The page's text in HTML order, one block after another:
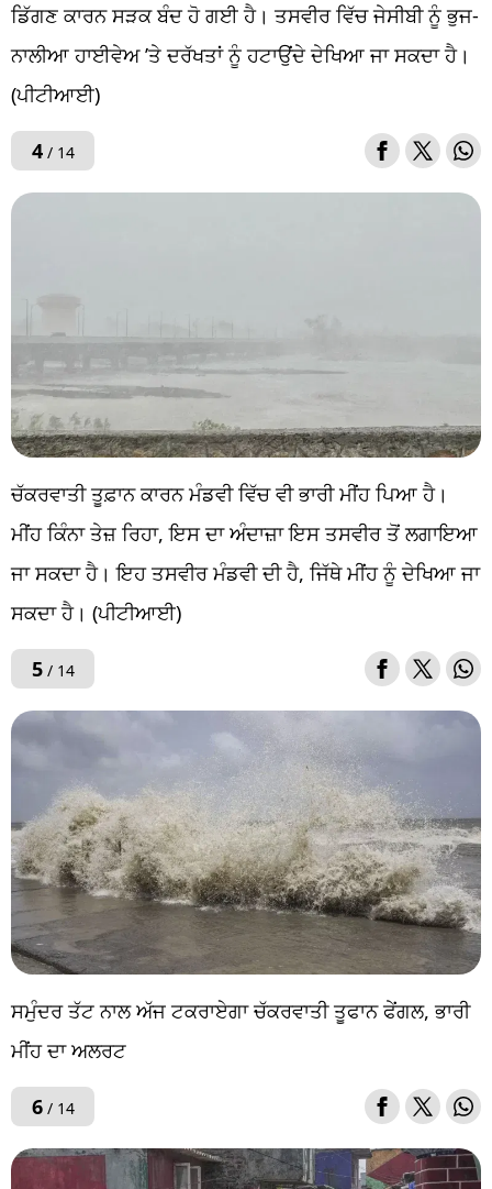
ਡਿੱਗਣ ਕਾਰਨ ਸੜਕ ਬੰਦ ਹੋ ਗਈ ਹੈ। ਤਸਵੀਰ ਵਿੱਚ ਜੇਸੀਬੀ ਨੂੰ ਭੁਜ-
ਨਾਲੀਆ ਹਾਈਵੇਅ ’ਤੇ ਦਰੱਖਤਾਂ ਨੂੰ ਹਟਾਉਂਦੇ ਦੇਖਿਆ ਜਾ ਸਕਦਾ ਹੈ।
(ਪੀਟੀਆਈ)
4/ 14
ਚੱਕਰਵਾਤੀ ਤੂਫ਼ਾਨ ਕਾਰਨ ਮੰਡਵੀ ਵਿੱਚ ਵੀ ਭਾਰੀ ਮੀਂਹ ਪਿਆ ਹੈ।
ਮੀਂਹ ਕਿੰਨਾ ਤੇਜ਼ ਰਿਹਾ, ਇਸ ਦਾ ਅੰਦਾਜ਼ਾ ਇਸ ਤਸਵੀਰ ਤੋਂ ਲਗਾਇਆ
ਜਾ ਸਕਦਾ ਹੈ। ਇਹ ਤਸਵੀਰ ਮੰਡਵੀ ਦੀ ਹੈ, ਜਿੱਥੇ ਮੀਂਹ ਨੂੰ ਦੇਖਿਆ ਜਾ
ਸਕਦਾ ਹੈ। (ਪੀਟੀਆਈ)
5/ 14
ਸਮੁੰਦਰ ਤੱਟ ਨਾਲ ਅੱਜ ਟਕਰਾਏਗਾ ਚੱਕਰਵਾਤੀ ਤੂਫਾਨ ਫੇਂਗਲ, ਭਾਰੀ
ਮੀਂਹ ਦਾ ਅਲਰਟ
6/ 14